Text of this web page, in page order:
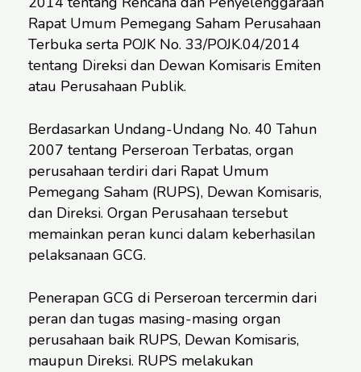
Rapat Umum Pemegang Saham Perusahaan
Terbuka serta POJK No. 33/POJK.04/2014
tentang Direksi dan Dewan Komisaris Emiten
atau Perusahaan Publik.
Berdasarkan Undang-Undang No. 40 Tahun
2007 tentang Perseroan Terbatas, organ
perusahaan terdiri dari Rapat Umum
Pemegang Saham (RUPS), Dewan Komisaris,
dan Direksi. Organ Perusahaan tersebut
memainkan peran kunci dalam keberhasilan
pelaksanaan GCG.
Penerapan GCG di Perseroan tercermin dari
peran dan tugas masing-masing organ
perusahaan baik RUPS, Dewan Komisaris,
maupun Direksi. RUPS melakukan